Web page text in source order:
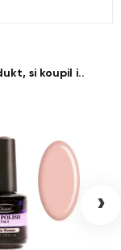
si koupil i..
›